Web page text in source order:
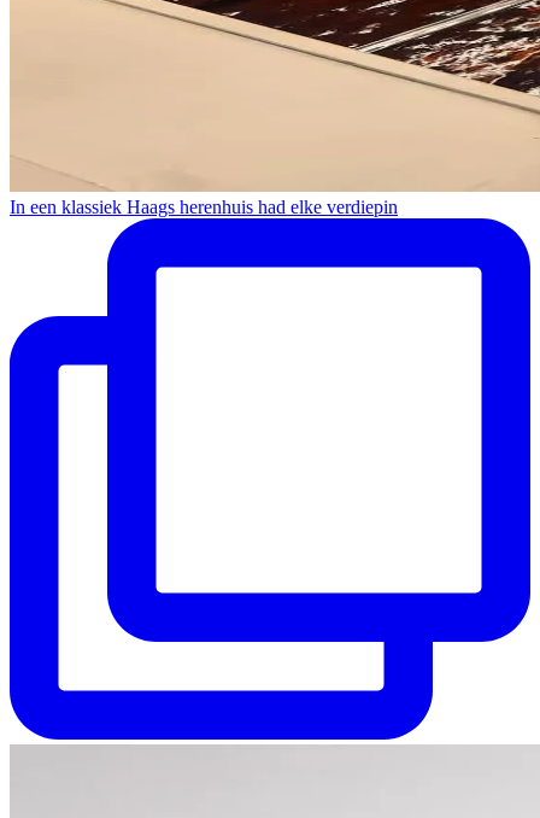
In een klassiek Haags herenhuis had elke verdiepin